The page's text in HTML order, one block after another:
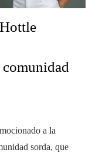
a la
sorda, que